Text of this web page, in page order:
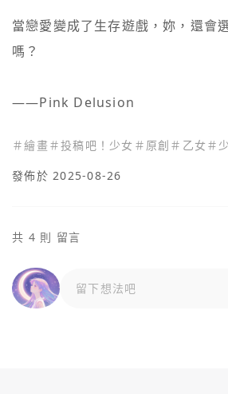
當戀愛變成了生存遊戲，妳，還會
嗎？
——Pink Delusion
＃繪畫 ＃投稿吧！少女 ＃ 原創 ＃ 乙女 ＃
發佈於 2025-08-26
共 4 則 留言
留下想法吧